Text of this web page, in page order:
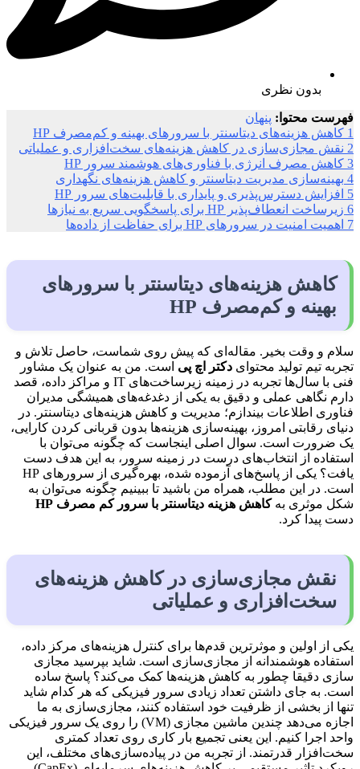
بدون نظری
فهرست محتوا: پنهان
1 کاهش هزینه‌های دیتاسنتر با سرورهای بهینه و کم‌مصرف HP
2 نقش مجازی‌سازی در کاهش هزینه‌های سخت‌افزاری و عملیاتی
3 کاهش مصرف انرژی با فناوری‌های هوشمند سرور HP
4 بهینه‌سازی مدیریت دیتاسنتر و کاهش هزینه‌های نگهداری
5 افزایش دسترس‌پذیری و پایداری با قابلیت‌های سرور HP
6 زیرساخت انعطاف‌پذیر HP برای پاسخگویی سریع به نیازها
7 اهمیت امنیت در سرورهای HP برای حفاظت از داده‌ها
کاهش هزینه‌های دیتاسنتر با سرورهای
بهینه و کم‌مصرف HP
سلام و وقت بخیر. مقاله‌ای که پیش روی شماست، حاصل تلاش و
تجربه تیم تولید محتوای دکتر اچ پی است. من به عنوان یک مشاور
فنی با سال‌ها تجربه در زمینه زیرساخت‌های IT و مراکز داده، قصد
دارم نگاهی عملی و دقیق به یکی از دغدغه‌های همیشگی مدیران
فناوری اطلاعات بیندازم؛ مدیریت و کاهش هزینه‌های دیتاسنتر. در
دنیای رقابتی امروز، بهینه‌سازی هزینه‌ها بدون قربانی کردن کارایی،
یک ضرورت است. سوال اصلی اینجاست که چگونه می‌توان با
استفاده از انتخاب‌های درست در زمینه سرور، به این هدف دست
یافت؟ یکی از پاسخ‌های آزموده شده، بهره‌گیری از سرورهای HP
است. در این مطلب، همراه من باشید تا ببینیم چگونه می‌توان به
شکل موثری بهکاهش هزینه دیتاسنتر با سرور کم مصرف HP
دست پیدا کرد.
نقش مجازی‌سازی در کاهش هزینه‌های
سخت‌افزاری و عملیاتی
یکی از اولین و موثرترین قدم‌ها برای کنترل هزینه‌های مرکز داده،
استفاده هوشمندانه از مجازی‌سازی است. شاید بپرسید مجازی
سازی دقیقا چطور به کاهش هزینه‌ها کمک می‌کند؟ پاسخ ساده
است. به جای داشتن تعداد زیادی سرور فیزیکی که هر کدام شاید
تنها از بخشی از ظرفیت خود استفاده کنند، مجازی‌سازی به ما
اجازه می‌دهد چندین ماشین مجازی (VM) را روی یک سرور فیزیکی
واحد اجرا کنیم. این یعنی تجمیع بار کاری روی تعداد کمتری
سخت‌افزار قدرتمند. از تجربه من در پیاده‌سازی‌های مختلف، این